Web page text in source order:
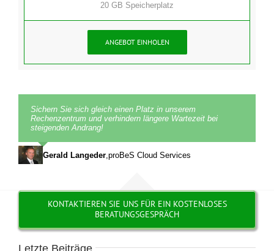
20 GB Speicherplatz
ANGEBOT EINHOLEN
Sichern Sie sich gleich einen Platz in unserem
Rechenzentrum und verhindern längere Wartezeit bei
steigenden Andrang!
Gerald Langeder proBeS Cloud Services
KONTAKTIEREN SIE UNS FÜR EIN KOSTENLOSES
BERATUNGSGESPRÄCH